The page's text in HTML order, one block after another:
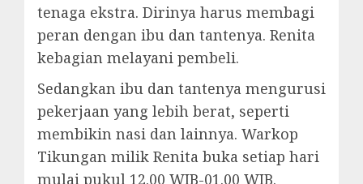
tenaga ekstra. Dirinya harus membagi
peran dengan ibu dan tantenya. Renita
kebagian melayani pembeli.
Sedangkan ibu dan tantenya mengurusi
pekerjaan yang lebih berat, seperti
membikin nasi dan lainnya. Warkop
Tikungan milik Renita buka setiap hari
mulai pukul 12.00 WIB-01.00 WIB.